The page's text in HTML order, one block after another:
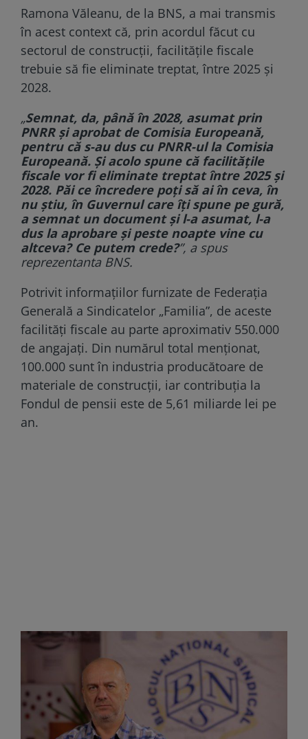
Ramona Văleanu, de la BNS, a mai transmis
în acest context că, prin acordul făcut cu
sectorul de construcţii, facilităţile fiscale
trebuie să fie eliminate treptat, între 2025 şi
2028.
„Semnat, da, până în 2028, asumat prin
PNRR şi aprobat de Comisia Europeană,
pentru că s-au dus cu PNRR-ul la Comisia
Europeană. Şi acolo spune că facilităţile
fiscale vor fi eliminate treptat între 2025 şi
2028. Păi ce încredere poţi să ai în ceva, în
nu ştiu, în Guvernul care îţi spune pe gură,
a semnat un document şi l-a asumat, l-a
dus la aprobare şi peste noapte vine cu
altceva? Ce putem crede?”, a spus
reprezentanta BNS.
Potrivit informațiilor furnizate de Federaţia
Generală a Sindicatelor „Familia”, de aceste
facilităţi fiscale au parte aproximativ 550.000
de angajaţi. Din numărul total menționat,
100.000 sunt în industria producătoare de
materiale de construcţii, iar contribuţia la
Fondul de pensii este de 5,61 miliarde lei pe
an.